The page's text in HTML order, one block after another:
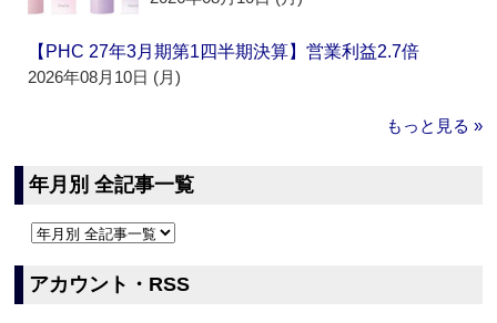
【PHC 27年3月期第1四半期決算】営業利益2.7倍
2026年08月10日 (月)
もっと見る »
年月別 全記事一覧
アカウント・RSS